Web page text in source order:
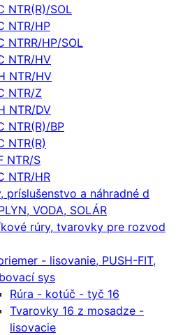
NTR(R)/SOL
NTR/HP
NTRR/HP/SOL
NTR/HV
NTR/HV
NTR/Z
NTR/DV
NTR(R)/BP
NTR(R)
NTR/S
NTR/HR
príslušenstvo a náhradné d
VODA, SOLÁR
rúry, tvarovky pre rozvod
- lisovanie, PUSH-FIT,
sys
Rúra - kotúč - tyč 16
Tvarovky 16 z mosadze -
lisovacie